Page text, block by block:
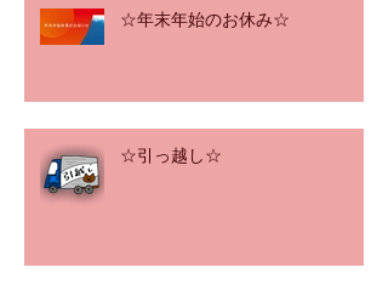
☆年末年始のお休み☆
☆引っ越し☆